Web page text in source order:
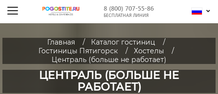
8 (800) 707-55-86
БЕСПЛАТНАЯ ЛИНИЯ
Главная
Каталог гостиниц
Гостиницы Пятигорск
Хостелы
Централь (больше не работает)
ЦЕНТРАЛЬ (БОЛЬШЕ НЕ
РАБОТАЕТ)